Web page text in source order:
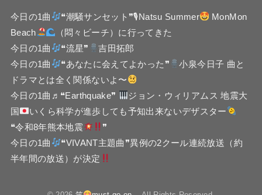
今日の1曲 ❝潮騒サンセット❞🎙Natsu Summer
MonMon
Beach
（悶々ビーチ）に行ってきた
今日の1曲
❝流星❞
吉田拓郎
今日の1曲
❝あなたに会えてよかった❞
小泉今日子 曲と
ドラマとは全く関係ないよ〜
今日の1曲♬❝Earthquake❞
ジョン・ウィリアムス 地震大
国
いくら科学が進歩しても予知出来ないデザスター
❝令和8年熊本地震
❞
今日の1曲
❝VIVANT主題曲❞異例の2クール連続放送（約
半年間の放送）が決定